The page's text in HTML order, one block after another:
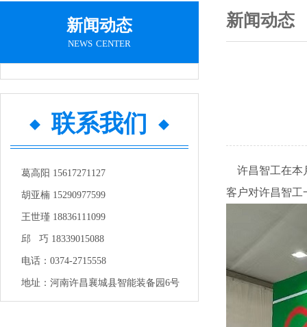
新闻动态
news center
联系我们
葛高阳 15617271127
胡亚楠 15290977599
王世瑾 18836111099
邱 巧 18339015088
电话：0374-2715558
地址：河南许昌襄城县智能装备园6号
新闻动态
许昌智工在本
客户对许昌智工